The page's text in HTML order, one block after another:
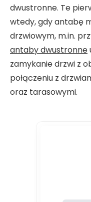
dwustronne. Te
wtedy, gdy antabę
drzwiowym, m.in.
antaby dwustronne
zamykanie drzwi z
połączeniu z
oraz tarasowymi.